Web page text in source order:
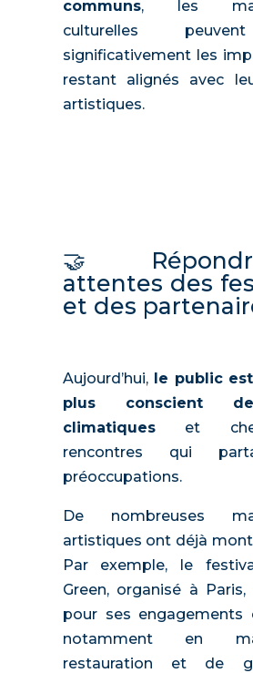
communs, les
culturelles
significativement les
restant alignés avec
artistiques.
🤝
attentes des
et des
Aujourd’hui,le public
plus conscient
climatiqueset
rencontres qui
préoccupations.
De nombreuses
artistiques ont déjà
Par exemple, le
Green, organisé à
pour ses engagements
notamment en
restauration et de